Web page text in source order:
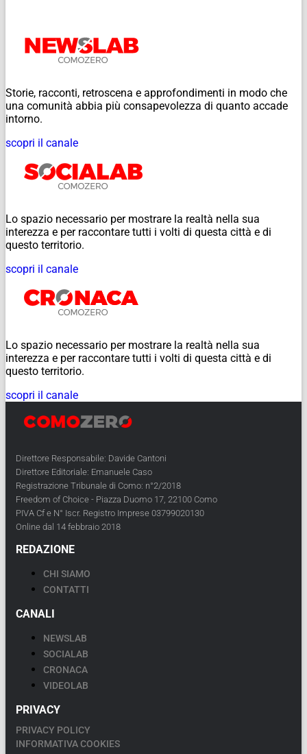
Storie, racconti, retroscena e approfondimenti in modo che
una comunità abbia più consapevolezza di quanto accade
intorno.
scopri il canale
Lo spazio necessario per mostrare la realtà nella sua
interezza e per raccontare tutti i volti di questa città e di
questo territorio.
scopri il canale
Lo spazio necessario per mostrare la realtà nella sua
interezza e per raccontare tutti i volti di questa città e di
questo territorio.
scopri il canale
Direttore Responsabile: Davide Cantoni
Direttore Editoriale: Emanuele Caso
Registrazione Tribunale di Como: n°2/2018
Freedom of Choice - Piazza Duomo 17, 22100 Como
PIVA Cf e N° Iscr. Registro Imprese 03799020130
Online dal 14 febbraio 2018
REDAZIONE
CHI SIAMO
CONTATTI
CANALI
NEWSLAB
SOCIALAB
CRONACA
VIDEOLAB
PRIVACY
PRIVACY POLICY
INFORMATIVA COOKIES